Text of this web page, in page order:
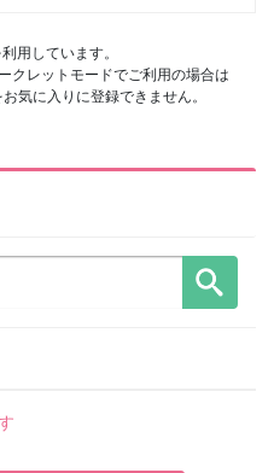
用しています。
クレットモードでご利用の場合は
気に入りに登録できません。